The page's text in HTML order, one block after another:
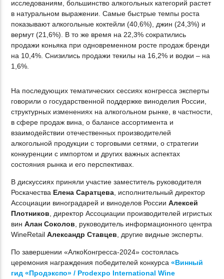
исследованиям, большинство алкогольных категорий растет
в натуральном выражении. Самые быстрые темпы роста
показывают алкогольные коктейли (40,6%), джин (24,3%) и
вермут (21,6%). В то же время на 22,3% сократились
продажи коньяка при одновременном росте продаж бренди
на 10,4%. Снизились продажи текилы на 16,2% и водки – на
1,6%.
На последующих тематических сессиях конгресса эксперты
говорили о государственной поддержке виноделия России,
структурных изменениях на алкогольном рынке, в частности,
в сфере продаж вина, о балансе ассортимента и
взаимодействии отечественных производителей
алкогольной продукции с торговыми сетями, о стратегии
конкуренции с импортом и других важных аспектах
состояния рынка и его перспективах.
В дискуссиях приняли участие заместитель руководителя
Роскачества Елена Саратцева, исполнительный директор
Ассоциации виноградарей и виноделов РоссииАлексей
Плотников, директор Ассоциации производителей игристых
винАлан Соколов, руководитель информационного центра
WineRetailАлександр Ставцев, другие видные эксперты.
По завершении «АлкоКонгресса-2024» состоялась
церемония награждения победителей конкурса«Винный
гид «Продэкспо» / Prodexpo International Wine